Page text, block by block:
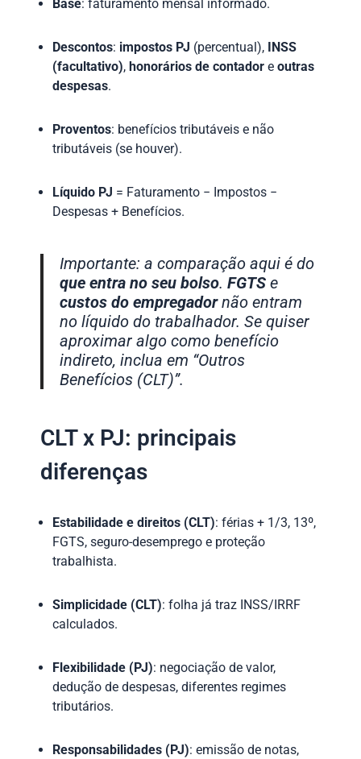
Base: faturamento mensal informado.
Descontos: impostos PJ (percentual),
INSS
(facultativo), honorários de contador e outras
despesas.
Proventos: benefícios tributáveis e não
tributáveis (se houver).
Líquido PJ = Faturamento − Impostos −
Despesas + Benefícios.
Importante: a comparação aqui é do
que entra no seu bolso. FGTS e
custos do empregadornão entram
no líquido do trabalhador. Se quiser
aproximar algo como benefício
indireto, inclua em “Outros
Benefícios (CLT)”.
CLT x PJ: principais
diferenças
Estabilidade e direitos (CLT): férias + 1/3, 13º,
FGTS, seguro-desemprego e proteção
trabalhista.
Simplicidade (CLT): folha já traz INSS/IRRF
calculados.
Flexibilidade (PJ): negociação de valor,
dedução de despesas, diferentes regimes
tributários.
Responsabilidades (PJ): emissão de notas,